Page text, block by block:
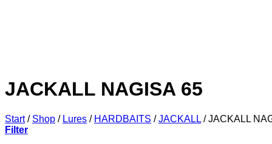
JACKALL NAGISA 65
Start / Shop / Lures / HARDBAITS / JACKALL /JACKALL
Filter